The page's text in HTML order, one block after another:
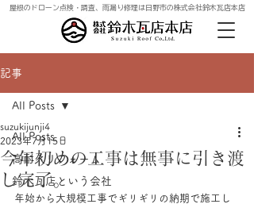
屋根のドローン点検・調査、雨漏り修理は日野市の株式会社鈴木瓦店本店
記事
All Posts
高耐久リフォーム
鈴木瓦店という会社
All Posts
今年初めの工事は無事に引き渡
し完了。
suzukijunji4
2023年7月15日
年始から大規模工事でギリギリの納期で施工し